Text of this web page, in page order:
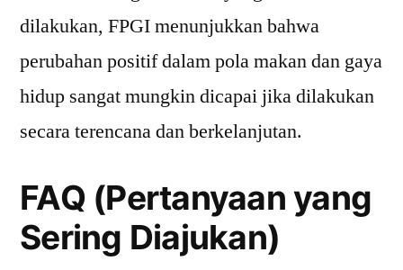
dilakukan, FPGI menunjukkan bahwa
perubahan positif dalam pola makan dan gaya
hidup sangat mungkin dicapai jika dilakukan
secara terencana dan berkelanjutan.
FAQ (Pertanyaan yang
Sering Diajukan)